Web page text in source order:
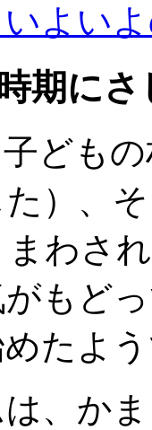
いよい
期に
ども
）、
わさ
もど
たよ
かま